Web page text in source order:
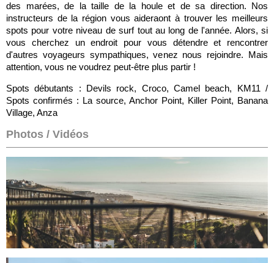
des marées, de la taille de la houle et de sa direction. Nos
instructeurs de la région vous aideraont à trouver les meilleurs
spots pour votre niveau de surf tout au long de l'année. Alors, si
vous cherchez un endroit pour vous détendre et rencontrer
d'autres voyageurs sympathiques, venez nous rejoindre. Mais
attention, vous ne voudrez peut-être plus partir !
Spots débutants : Devils rock, Croco, Camel beach, KM11 /
Spots confirmés : La source, Anchor Point, Killer Point, Banana
Village, Anza
Photos / Vidéos